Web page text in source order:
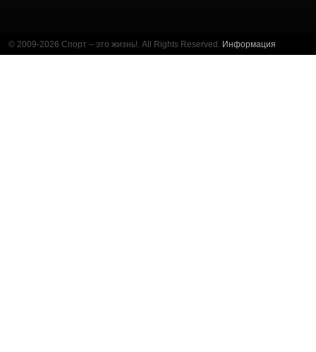
© 2009-2026 Спорт – это жизнь!. All Rights Reserved. Информация